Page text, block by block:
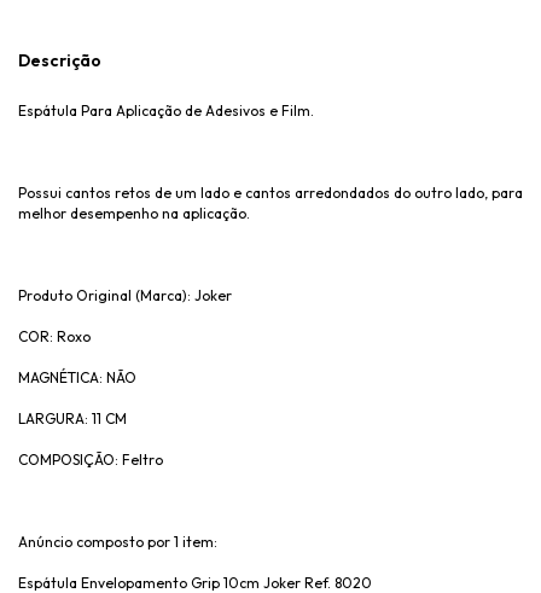
Descrição
Espátula Para Aplicação de Adesivos e Film.
Possui cantos retos de um lado e cantos arredondados do outro lado, para
melhor desempenho na aplicação.
Produto Original (Marca): Joker
COR: Roxo
MAGNÉTICA: NÃO
LARGURA: 11 CM
COMPOSIÇÃO: Feltro
Anúncio composto por 1 item:
Espátula Envelopamento Grip 10cm Joker Ref. 8020